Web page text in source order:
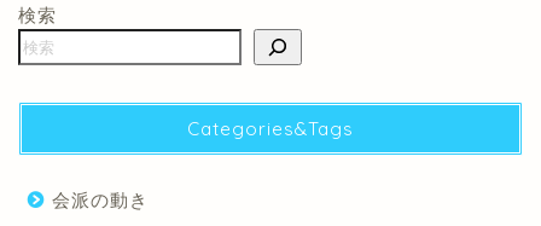
検索
Categories&Tags
会派の動き